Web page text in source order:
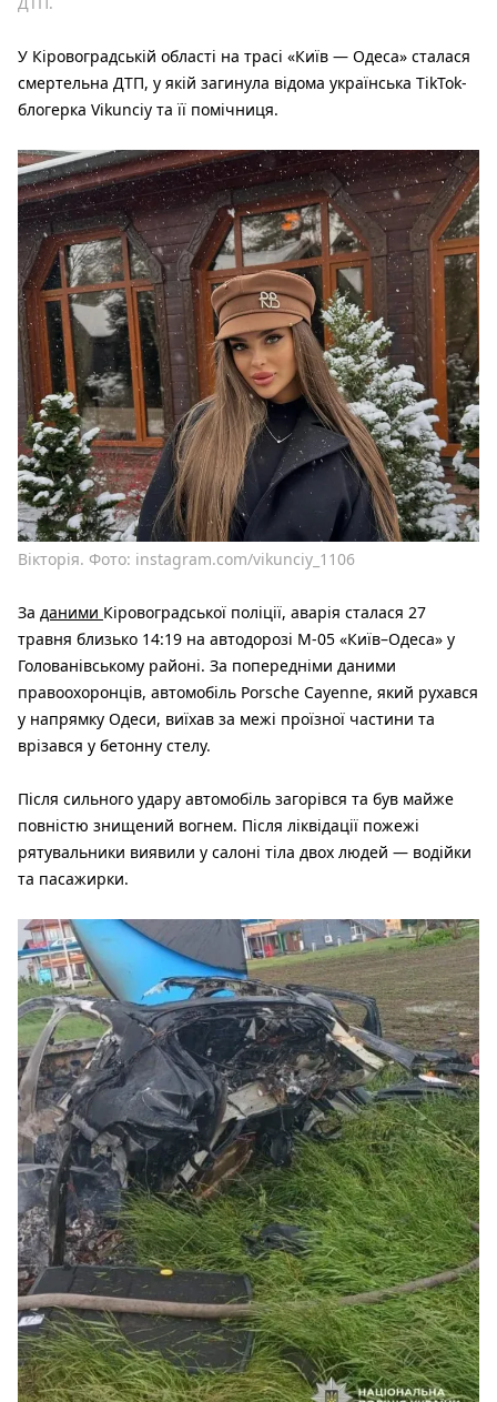
У Кіровоградській області на трасі «Київ — Одеса» сталася
смертельна ДТП, у якій загинула відома українська TikTok-
блогерка Vikunciy та її помічниця.
Вікторія. Фото: instagram.com/vikunciy_1106
За даними Кіровоградської поліції, аварія сталася 27
травня близько 14:19 на автодорозі М-05 «Київ–Одеса» у
Голованівському районі. За попередніми даними
правоохоронців, автомобіль Porsche Cayenne, який рухався
у напрямку Одеси, виїхав за межі проїзної частини та
врізався у бетонну стелу.
Після сильного удару автомобіль загорівся та був майже
повністю знищений вогнем. Після ліквідації пожежі
рятувальники виявили у салоні тіла двох людей — водійки
та пасажирки.